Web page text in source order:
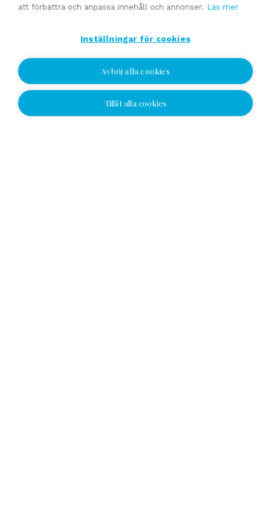
Experttjänster
Förmedling av en företagsaffär
Generationsväxling och familjeföretagstjänster
Värdering
Uppskattat försäljningpris
Affärsavtal
Jag vill bli kontaktad
att förbättra och anpassa innehåll och annonser. Läs mer
Inställningar för cookies
Avböj alla cookies
Tillåt alla cookies